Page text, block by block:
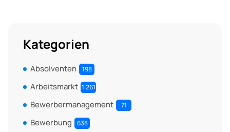
Kategorien
Absolventen 198
Arbeitsmarkt 1.261
Bewerbermanagement 71
Bewerbung 638